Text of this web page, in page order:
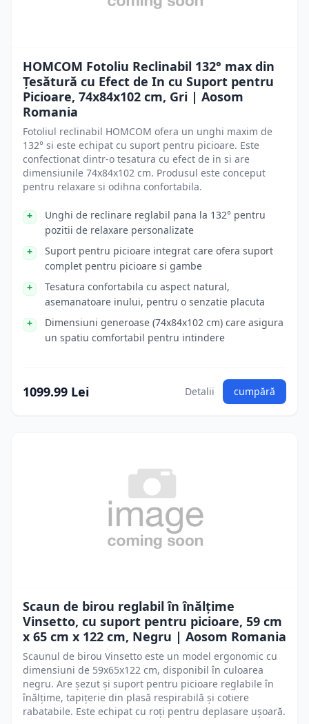
HOMCOM Fotoliu Reclinabil 132° max din
Țesătură cu Efect de In cu Suport pentru
Picioare, 74x84x102 cm, Gri | Aosom
Romania
Fotoliul reclinabil HOMCOM ofera un unghi maxim de
132° si este echipat cu suport pentru picioare. Este
confectionat dintr-o tesatura cu efect de in si are
dimensiunile 74x84x102 cm. Produsul este conceput
pentru relaxare si odihna confortabila.
Unghi de reclinare reglabil pana la 132° pentru
pozitii de relaxare personalizate
Suport pentru picioare integrat care ofera suport
complet pentru picioare si gambe
Tesatura confortabila cu aspect natural,
asemanatoare inului, pentru o senzatie placuta
Dimensiuni generoase (74x84x102 cm) care asigura
un spatiu comfortabil pentru intindere
1099.99 Lei Detalii cumpără
Scaun de birou reglabil în înălțime
Vinsetto, cu suport pentru picioare, 59 cm
x 65 cm x 122 cm, Negru | Aosom Romania
Scaunul de birou Vinsetto este un model ergonomic cu
dimensiuni de 59x65x122 cm, disponibil în culoarea
negru. Are șezut și suport pentru picioare reglabile în
înălțime, tapițerie din plasă respirabilă și cotiere
rabatabile. Este echipat cu roți pentru deplasare ușoară.